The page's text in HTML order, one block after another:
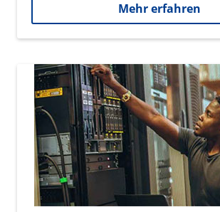
Mehr erfahren